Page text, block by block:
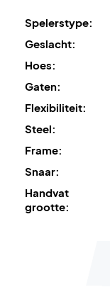
Spelerstype:
Geslacht:
Hoes:
Gaten:
Flexibiliteit:
Steel:
Frame:
Snaar:
Handvat
grootte: